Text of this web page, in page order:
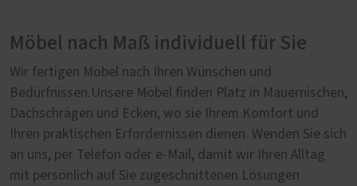
Möbel nach Maß individuell für Sie
Wir fertigen Möbel nach Ihren Wünschen und
Bedürfnissen.Unsere Möbel finden Platz in Mauernischen,
Dachschrägen und Ecken, wo sie Ihrem Komfort und
Ihren praktischen Erfordernissen dienen. Wenden Sie sich
an uns, per Telefon oder e-Mail, damit wir Ihren Alltag
mit persönlich auf Sie zugeschnittenen Lösungen